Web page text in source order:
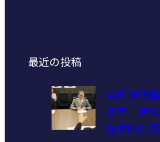
最近の投稿
美術博物
答申 伊賀
抜本的に見